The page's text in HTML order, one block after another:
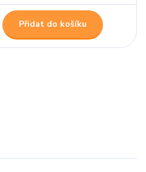
Přidat do košíku